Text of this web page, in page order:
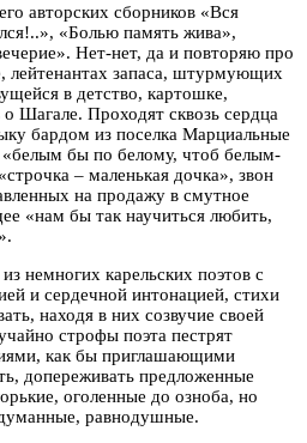
авторских сборников «Вся
«Болью память жива»,
Нет-нет, да и повторяю про
лейтенантах запаса, штурмующих
в детство, картошке,
Шагале. Проходят сквозь сердца
бардом из поселка Марциальные
бы по белому, чтоб белым-
– маленькая дочка», звон
на продажу в смутное
«нам бы так научиться любить,
немногих карельских поэтов с
и сердечной интонацией, стихи
находя в них созвучие своей
строфы поэта пестрят
как бы приглашающими
допереживать предложенные
оголенные до озноба, но
равнодушные.